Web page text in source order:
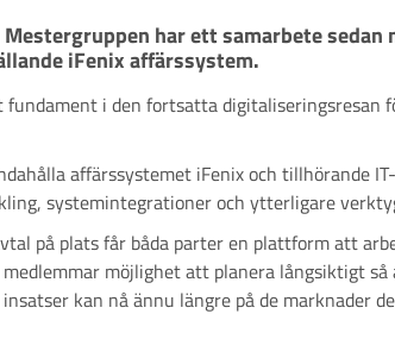
Mestergruppen har ett samarbete
iFenix affärssystem.
i den fortsatta digitaliseringsresan
affärssystemet iFenix och tillhörande
systemintegrationer och ytterligare
på plats får båda parter en plattform att
möjlighet att planera långsiktigt
kan nå ännu längre på de marknader